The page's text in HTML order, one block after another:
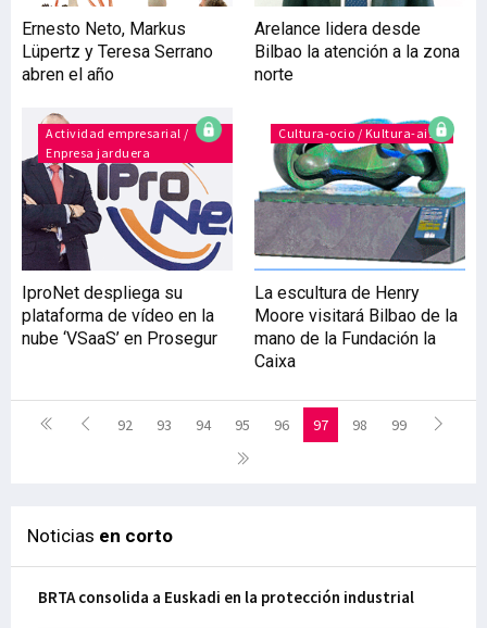
Ernesto Neto, Markus
Lüpertz y Teresa Serrano
abren el año
Arelance lidera desde
Bilbao la atención a la zona
norte
Actividad empresarial /
Enpresa jarduera
IproNet despliega su
plataforma de vídeo en la
nube ‘VSaaS’ en Prosegur
Cultura-ocio / Kultura-aisia
La escultura de Henry
Moore visitará Bilbao de la
mano de la Fundación la
Caixa
92 93 94 95 96 97 98 99
Noticias en corto
BRTA consolida a Euskadi en la protección industrial